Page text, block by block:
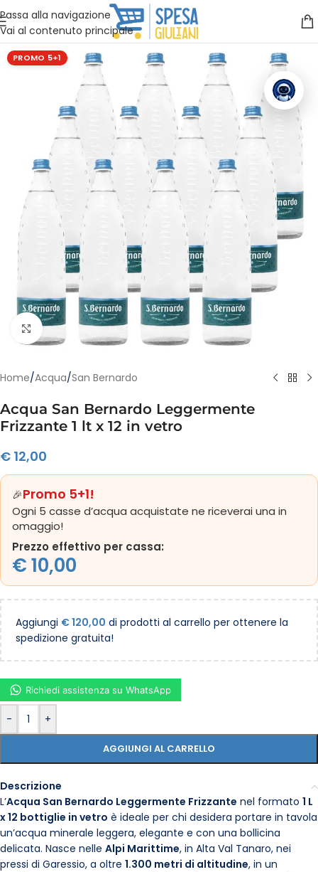
Passa alla navigazione
Vai al contenuto principale
Vuoi assistenza?Clicca qui e ti richiamiamo noi
PROMO 5+1
Clicca per ingrandire
Home/Acqua/San Bernardo
Acqua San Bernardo Leggermente
Frizzante 1 lt x 12 in vetro
€ 12,00
🎉Promo 5+1!
Ogni 5 casse d’acqua acquistate ne riceverai una in
omaggio!
Prezzo effettivo per cassa:
€10,00
Aggiungi €120,00 di prodotti al carrello per ottenere la
spedizione gratuita!
- +
AGGIUNGI AL CARRELLO
Richiedi assistenza su WhatsApp
Descrizione
L’Acqua San Bernardo Leggermente Frizzante nel formato 1 L
x 12 bottiglie in vetro è ideale per chi desidera portare in tavola
un’acqua minerale leggera, elegante e con una bollicina
delicata. Nasce nelle Alpi Marittime, in Alta Val Tanaro, nei
pressi di Garessio, a oltre 1.300 metri di altitudine, in un